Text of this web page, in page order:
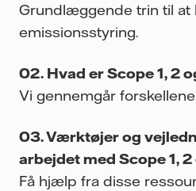
Grundlæggende trin til at
emissionsstyring.
Hvad er Scope 1, 2
Vi gennemgår
Værktøjer og
arbejdet med Scope 1, 2
Få hjælp fra disse